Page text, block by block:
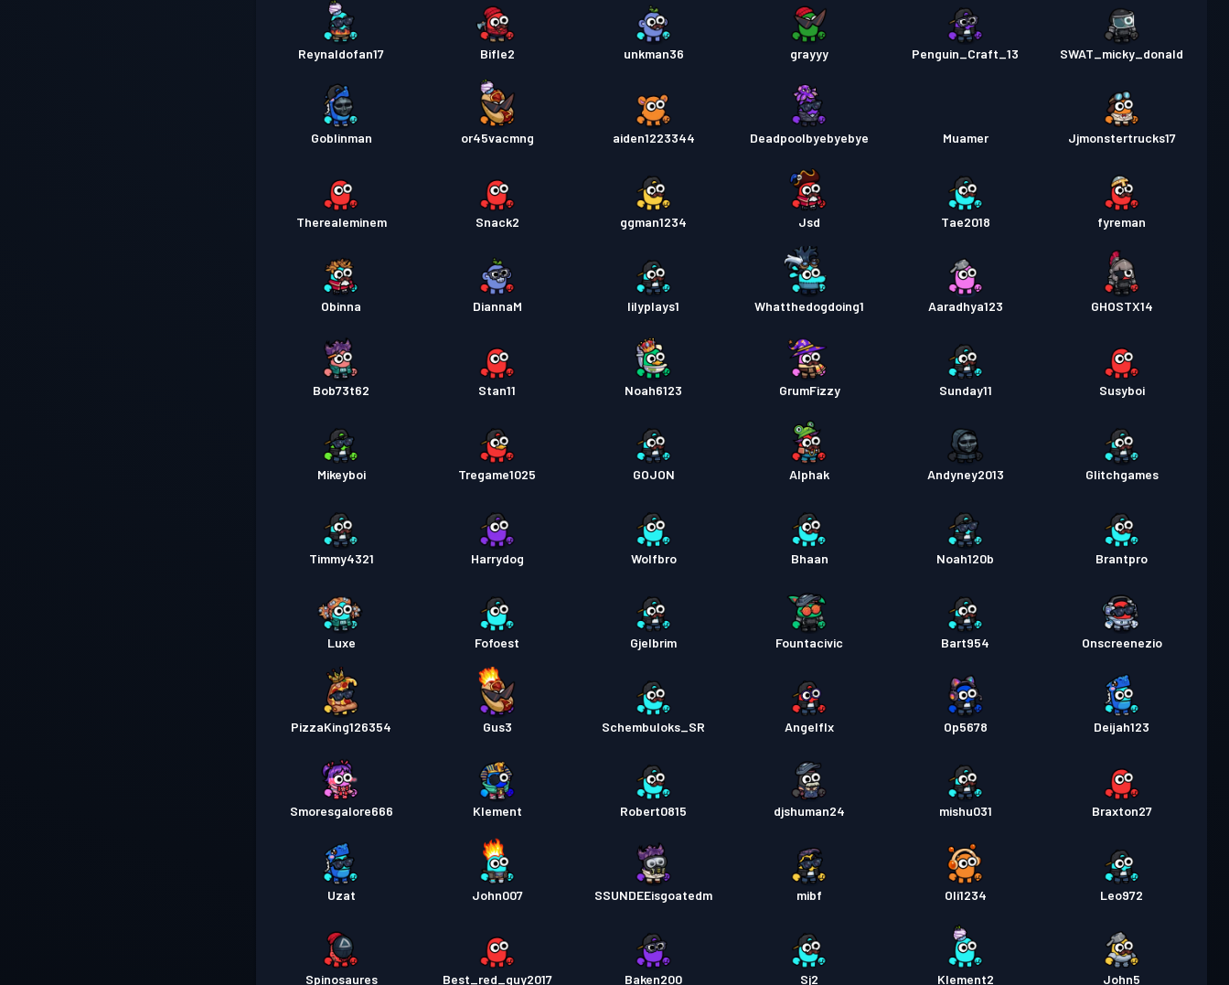
Reynaldofan17 Bifle2 unkman36 grayyy Penguin_Craft_13 SWAT_micky_donald
Goblinman or45vacmng aiden1223344 Deadpoolbyebyebye Muamer Jjmonstertrucks17
Therealeminem Snack2 ggman1234 Jsd Tae2018 fyreman
Obinna DiannaM lilyplays1 Whatthedogdoing1 Aaradhya123 GHOSTX14
Bob73t62 Stan11 Noah6123 GrumFizzy Sunday11 Susyboi
Mikeyboi Tregame1025 GOJON Alphak Andyney2013 Glitchgames
Timmy4321 Harrydog Wolfbro Bhaan Noah120b Brantpro
Luxe Fofoest Gjelbrim Fountacivic Bart954 Onscreenezio
PizzaKing126354 Gus3 Schembuloks_SR Angelflx Op5678 Deijah123
Smoresgalore666 Klement Robert0815 djshuman24 mishu031 Braxton27
Uzat John007 SSUNDEEisgoatedm mibf Oli1234 Leo972
Spinosaures Best_red_guy2017 Baken200 Sj2 Klement2 John5